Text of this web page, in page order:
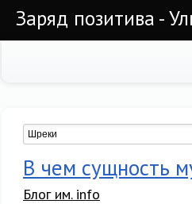
Заряд позитива -
В чем сущность
Блог им. info